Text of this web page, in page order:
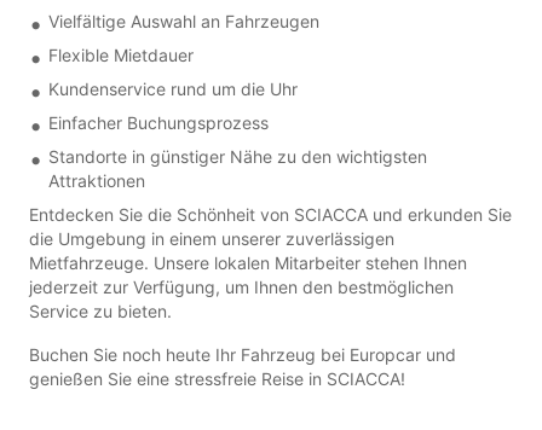
Vielfältige Auswahl an Fahrzeugen
Flexible Mietdauer
Kundenservice rund um die Uhr
Einfacher Buchungsprozess
Standorte in günstiger Nähe zu den wichtigsten
Attraktionen
Entdecken Sie die Schönheit von SCIACCA und erkunden Sie
die Umgebung in einem unserer zuverlässigen
Mietfahrzeuge. Unsere lokalen Mitarbeiter stehen Ihnen
jederzeit zur Verfügung, um Ihnen den bestmöglichen
Service zu bieten.
Buchen Sie noch heute Ihr Fahrzeug bei Europcar und
genießen Sie eine stressfreie Reise in SCIACCA!